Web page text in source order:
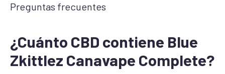
Preguntas frecuentes
¿Cuánto CBD contiene Blue
Zkittlez Canavape Complete?